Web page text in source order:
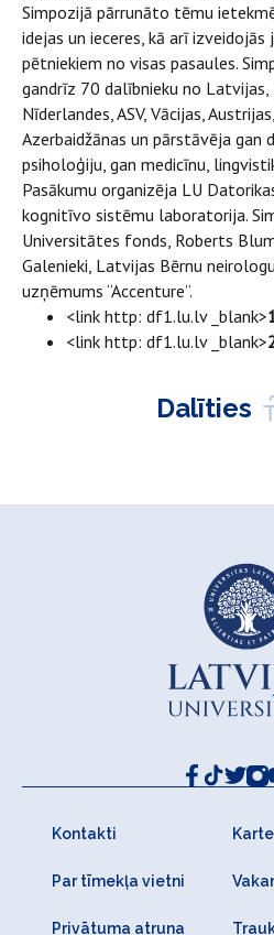
Simpozijā pārrunāto tēmu
idejas un ieceres, kā arī
pētniekiem no visas pasaules.
gandrīz 70 dalībnieku no Latvijas,
Nīderlandes, ASV, Vācijas,
Azerbaidžānas un pārstāvēja gan
psiholoģiju, gan medicīnu,
Pasākumu organizēja LU
kognitīvo sistēmu laboratorija.
Universitātes fonds, Roberts
Galenieki, Latvijas Bērnu
uzņēmums “Accenture”.
<link http: df1.lu.lv _blank>
<link http: df1.lu.lv _blank>
Dalīties
Kontakti
Par tīmekļa vietni
Privātuma atruna